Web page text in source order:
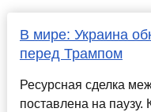
В мире: Украина
перед Трампом
Ресурсная сделка
поставлена на паузу.